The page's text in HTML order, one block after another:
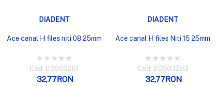
DIADENT
Ace canal H files niti 08 25mm
Cod: DD503201
32,77RON
DIADENT
Ace canal H files Niti 15 25mm
Cod: DD503203
32,77RON